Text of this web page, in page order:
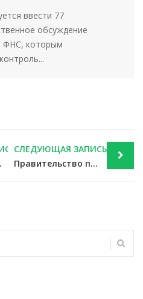
ввести 77
обсуждение
ФНС, которым
налоги
СЛЕДУЮЩАЯ ЗАПИСЬ
Правительство поддержало идею об упрощении бухучета для политических партий — новости налоги